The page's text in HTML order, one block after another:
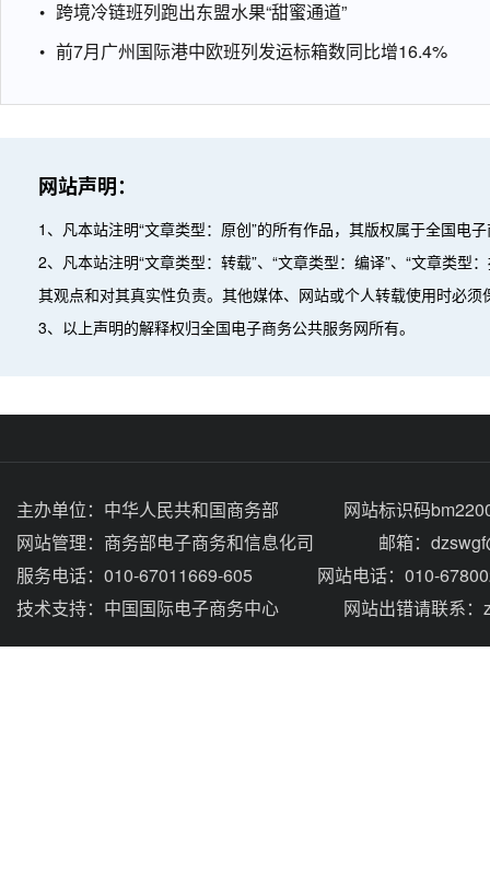
跨境冷链班列跑出东盟水果“甜蜜通道”
前7月广州国际港中欧班列发运标箱数同比增16.4%
网站声明：
1、凡本站注明“文章类型：原创”的所有作品，其版权属于全国电
2、凡本站注明“文章类型：转载”、“文章类型：编译”、“文章类
其观点和对其真实性负责。其他媒体、网站或个人转载使用时必
3、以上声明的解释权归全国电子商务公共服务网所有。
主办单位： 中华人民共和国商务部
网站标识码
网站管理： 商务部电子商务和信息化司
邮箱：
服务电话：010-67011669-605
网站电话：010-
技术支持： 中国国际电子商务中心 网站出错请联系